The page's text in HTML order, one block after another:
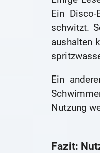
Ein
schwitzt.
aushalten
Ein
Nutzung
Fazit: